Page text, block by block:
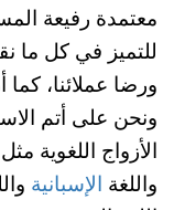
معتمدة رفيعة
للتميز في كل ما
ورضا عملائنا، كما
ونحن على أتم
الأزواج اللغوية مثل
واللغة الإسبانية